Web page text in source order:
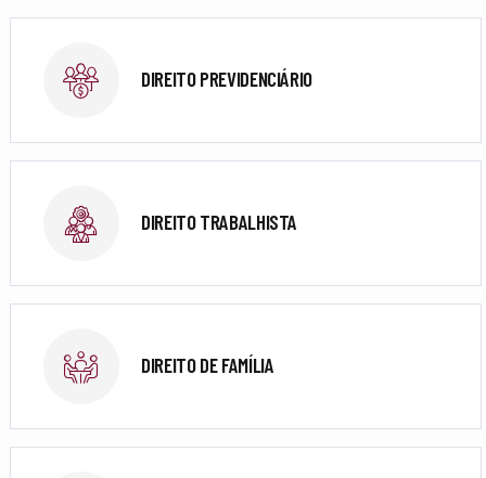
DIREITO PREVIDENCIÁRIO
DIREITO TRABALHISTA
DIREITO DE FAMÍLIA